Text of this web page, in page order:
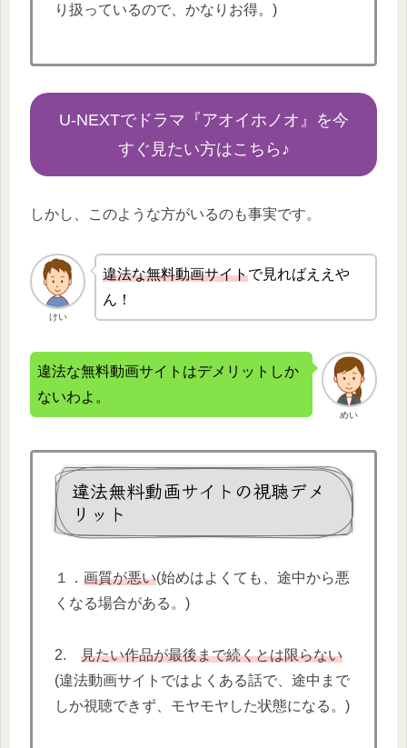
り扱っているので、かなりお得。)
U-NEXTでドラマ『アオイホノオ』を今
すぐ見たい方はこちら♪
しかし、このような方がいるのも事実です。
けい
違法な無料動画サイトで見ればええや
ん！
めい
違法な無料動画サイトはデメリットしか
ないわよ。
違法無料動画サイトの視聴デメ
リット
１． 画質が悪い(始めはよくても、途中から悪
くなる場合がある。)
2. 見たい作品が最後まで続くとは限らない
(違法動画サイトではよくある話で、途中まで
しか視聴できず、モヤモヤした状態になる。)